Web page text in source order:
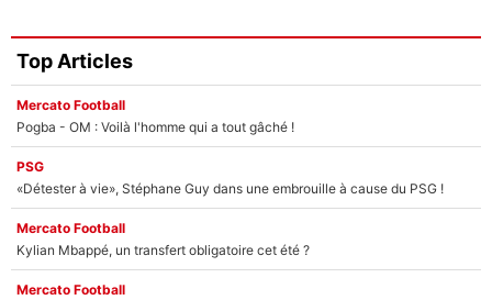
Top Articles
Mercato Football
Pogba - OM : Voilà l'homme qui a tout gâché !
PSG
«Détester à vie», Stéphane Guy dans une embrouille à cause du PSG !
Mercato Football
Kylian Mbappé, un transfert obligatoire cet été ?
Mercato Football